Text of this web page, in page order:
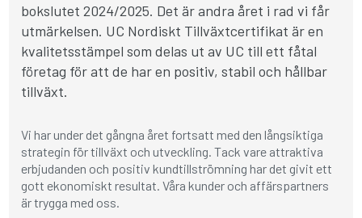
bokslutet 2024/2025. Det är andra året i rad vi får
utmärkelsen. UC Nordiskt Tillväxtcertifikat är en
kvalitetsstämpel som delas ut av UC till ett fåtal
företag för att de har en positiv, stabil och hållbar
tillväxt.
Vi har under det gångna året fortsatt med den långsiktiga
strategin för tillväxt och utveckling. Tack vare attraktiva
erbjudanden och positiv kundtillströmning har det givit ett
gott ekonomiskt resultat. Våra kunder och affärspartners
är trygga med oss.